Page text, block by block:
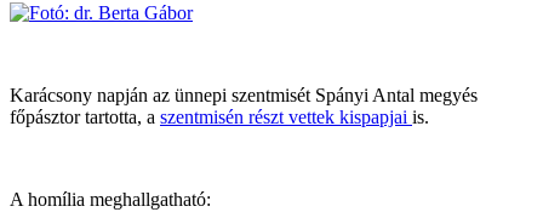
Karácsony napján az ünnepi szentmisét Spányi Antal megyés
főpásztor tartotta, a szentmisén részt vettek kispapjai is.
A homília meghallgatható: